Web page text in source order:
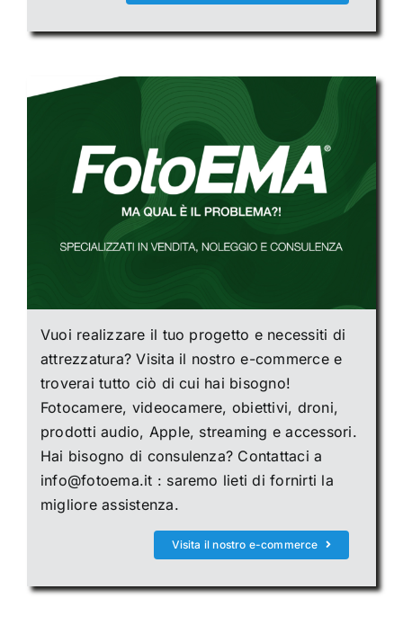
Vuoi realizzare il tuo progetto e necessiti di
attrezzatura? Visita il nostro e-commerce e
troverai tutto ciò di cui hai bisogno!
Fotocamere, videocamere, obiettivi, droni,
prodotti audio, Apple, streaming e accessori.
Hai bisogno di consulenza? Contattaci a
info@fotoema.it : saremo lieti di fornirti la
migliore assistenza.
Visita il nostro e-commerce